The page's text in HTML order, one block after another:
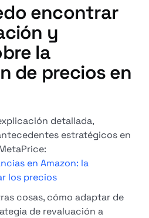
encontrar
y
la
de precios en
detallada,
estratégicos en
en Amazon: la
los precios
cosas, cómo adaptar de
de revaluación a